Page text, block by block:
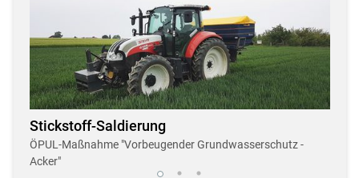
Stickstoff-Saldierung
ÖPUL-Maßnahme "Vorbeugender Grundwasserschutz -
Acker"